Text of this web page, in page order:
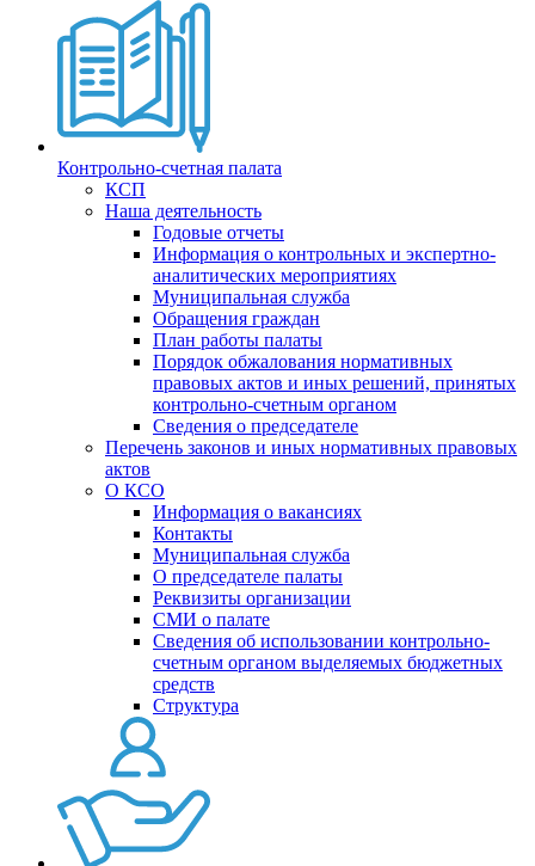
Контрольно-счетная палата
КСП
Наша деятельность
Годовые отчеты
Информация о контрольных и экспертно-
аналитических мероприятиях
Муниципальная служба
Обращения граждан
План работы палаты
Порядок обжалования нормативных
правовых актов и иных решений, принятых
контрольно-счетным органом
Сведения о председателе
Перечень законов и иных нормативных правовых
актов
О КСО
Информация о вакансиях
Контакты
Муниципальная служба
О председателе палаты
Реквизиты организации
СМИ о палате
Сведения об использовании контрольно-
счетным органом выделяемых бюджетных
средств
Структура